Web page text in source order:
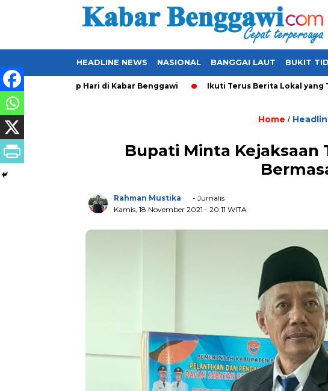
HEADLINE NEWS NASIONAL BANGGAI LAUT BUKIT
Update Setiap Hari di Kabar Benggawi Ikuti Terus Berita Lokal yang
Home /
Bupati Minta Kejaksaan
Rahman Mustika
- Jurnalis
Kamis, 18 November 2021 - 20:11 WITA